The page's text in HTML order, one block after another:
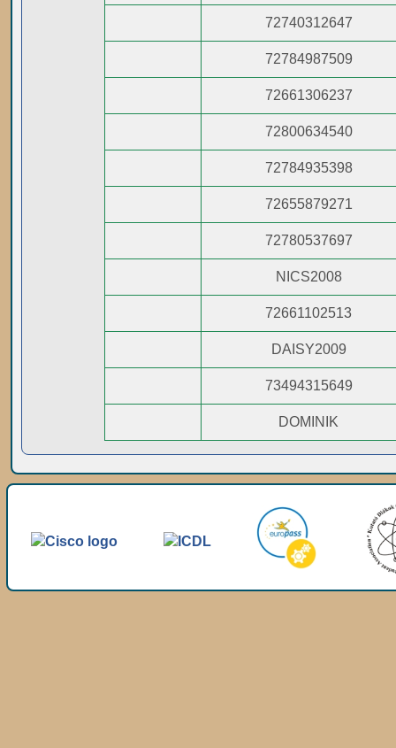
72740312647
72784987509
72661306237
72800634540
72784935398
72655879271
72780537697
NICS2008
72661102513
DAISY2009
73494315649
DOMINIK